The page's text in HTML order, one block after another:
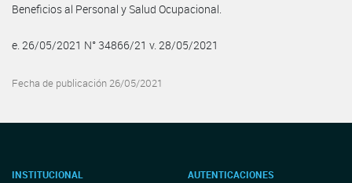
Beneficios al Personal y Salud Ocupacional.
e. 26/05/2021 N° 34866/21 v. 28/05/2021
Fecha de publicación 26/05/2021
INSTITUCIONAL AUTENTICACIONES